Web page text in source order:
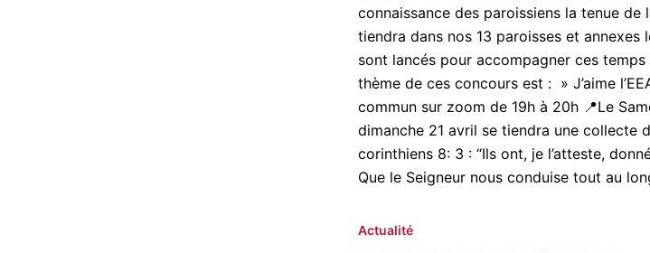
connaissance des paroissiens la tenue de
tiendra dans nos 13 paroisses et
sont lancés pour accompagner ces
thème de ces concours est : » J’aime
commun sur zoom de 19h à 20h 📍Le
dimanche 21 avril se tiendra une collecte
corinthiens 8: 3 : “Ils ont, je l’atteste,
Que le Seigneur nous conduise tout au
Actualité